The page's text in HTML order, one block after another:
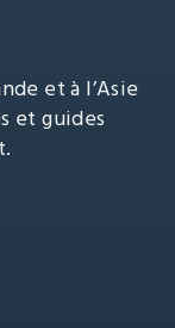
et à l’Asie
et guides